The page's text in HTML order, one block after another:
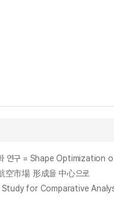
적화 연구 = Shape
市場 形成을 中心으로
= A Study for